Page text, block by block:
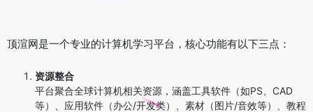
顶渲网是一个专业的计算机学习平台，核心功能有以下三点：
资源整合
平台聚合全球计算机相关资源，涵盖工具软件（如PS、CAD
等）、应用软件（办公/开发类）、素材（图片/音效等）、教程